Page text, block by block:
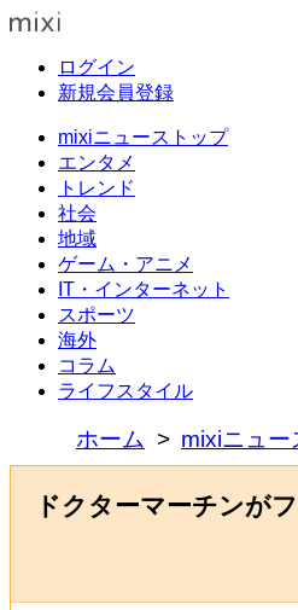
ログイン
新規会員登録
mixiニューストップ
エンタメ
トレンド
社会
地域
ゲーム・アニメ
IT・インターネット
スポーツ
海外
コラム
ライフスタイル
ホーム mixiニュー
ドクターマーチンが